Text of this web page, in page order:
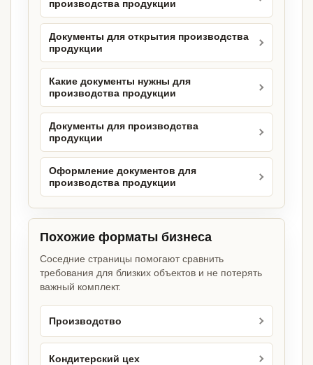
производства продукции
Документы для открытия производства
продукции
Какие документы нужны для
производства продукции
Документы для производства
продукции
Оформление документов для
производства продукции
Похожие форматы бизнеса
Соседние страницы помогают сравнить
требования для близких объектов и не потерять
важный комплект.
Производство
Кондитерский цех